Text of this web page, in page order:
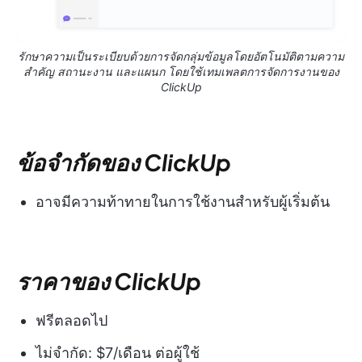
รักษาความเป็นระเบียบด้วยการจัดกลุ่มข้อมูลโดยอัตโนมัติตามความ
สำคัญ สถานะงาน และแผนก โดยใช้เทมเพลตการจัดการงานของ
ClickUp
ข้อจำกัดของ ClickUp
อาจมีความท้าทายในการใช้งานสำหรับผู้เริ่มต้น
ราคาของ ClickUp
ฟรีตลอดไป
ไม่จำกัด: $7/เดือน ต่อผู้ใช้